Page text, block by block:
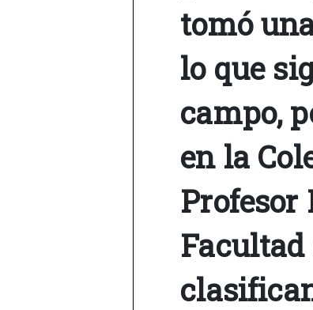
tomó
lo que
campo,
en la
Profesor
Facultad